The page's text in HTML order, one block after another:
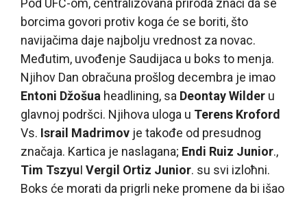
Pod UFC-om, centralizovana priroda znači da se
borcima govori protiv koga će se boriti, što
navijačima daje najbolju vrednost za novac.
Međutim, uvođenje Saudijaca u boks to menja.
Njihov Dan obračuna prošlog decembra je imao
Entoni Džošua headlining, sa Deontay Wilder u
glavnoj podršci. Njihova uloga u Terens Kroford
Vs. Israil Madrimov je takođe od presudnog
značaja. Kartica je naslagana; Endi Ruiz Junior.,
Tim TszyuI Vergil Ortiz Junior. su svi izloћni.
Boks će morati da prigrli neke promene da bi išao